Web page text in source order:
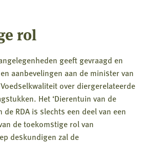
rol
geeft gevraagd en
aanbevelingen aan de minister van
over diergerelateerde
Het ‘Dierentuin van de
de RDA is slechts een deel van een
de toekomstige rol van
deskundigen zal de